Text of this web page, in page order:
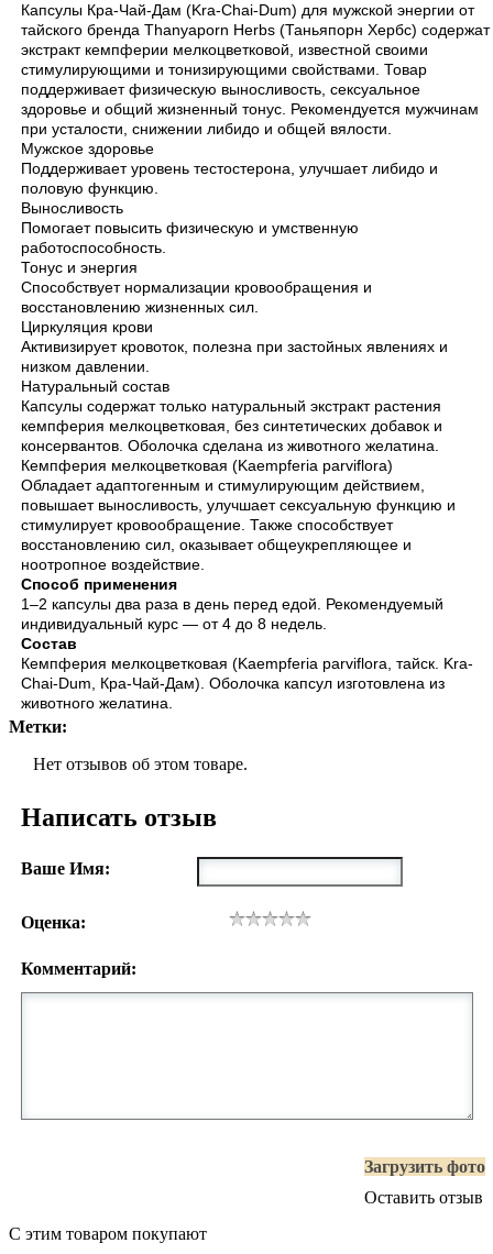
Капсулы Кра-Чай-Дам (Kra-Chai-Dum) для мужской энергии от
тайского бренда Thanyaporn Herbs (Таньяпорн Хербс) содержат
экстракт кемпферии мелкоцветковой, известной своими
стимулирующими и тонизирующими свойствами. Товар
поддерживает физическую выносливость, сексуальное
здоровье и общий жизненный тонус. Рекомендуется мужчинам
при усталости, снижении либидо и общей вялости.
Мужское здоровье
Поддерживает уровень тестостерона, улучшает либидо и
половую функцию.
Выносливость
Помогает повысить физическую и умственную
работоспособность.
Тонус и энергия
Способствует нормализации кровообращения и
восстановлению жизненных сил.
Циркуляция крови
Активизирует кровоток, полезна при застойных явлениях и
низком давлении.
Натуральный состав
Капсулы содержат только натуральный экстракт растения
кемпферия мелкоцветковая, без синтетических добавок и
консервантов. Оболочка сделана из животного желатина.
Кемпферия мелкоцветковая (Kaempferia parviflora)
Обладает адаптогенным и стимулирующим действием,
повышает выносливость, улучшает сексуальную функцию и
стимулирует кровообращение. Также способствует
восстановлению сил, оказывает общеукрепляющее и
ноотропное воздействие.
Способ применения
1–2 капсулы два раза в день перед едой. Рекомендуемый
индивидуальный курс — от 4 до 8 недель.
Состав
Кемпферия мелкоцветковая (Kaempferia parviflora, тайск. Kra-
Chai-Dum, Кра-Чай-Дам). Оболочка капсул изготовлена из
животного желатина.
Метки:
Нет отзывов об этом товаре.
Написать отзыв
Ваше Имя:
Оценка:
Комментарий:
Загрузить фото
Оставить отзыв
С этим товаром покупают